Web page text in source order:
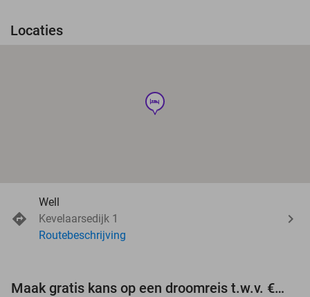
Locaties
hotel
Well
Kevelaarsedijk 1
Routebeschrijving
Maak gratis kans op een droomreis t.w.v. €3.000!